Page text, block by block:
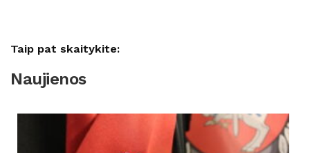
Taip pat skaitykite:
Naujienos